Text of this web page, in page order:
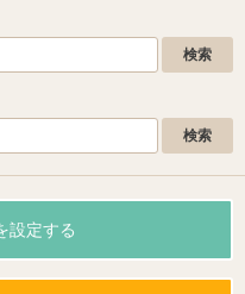
設定する